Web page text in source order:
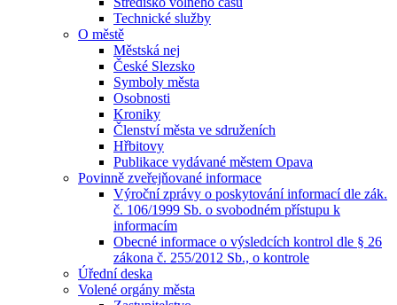
Technické služby
O městě
Městská nej
České Slezsko
Symboly města
Osobnosti
Kroniky
Členství města ve sdruženích
Hřbitovy
Publikace vydávané městem Opava
Povinně zveřejňované informace
Výroční zprávy o poskytování informací dle zák.
č. 106/1999 Sb. o svobodném přístupu k
informacím
Obecné informace o výsledcích kontrol dle § 26
zákona č. 255/2012 Sb., o kontrole
Úřední deska
Volené orgány města